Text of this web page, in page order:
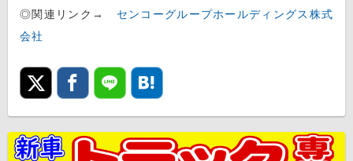
◎関連リンク→ センコーグループホールディングス株式
会社